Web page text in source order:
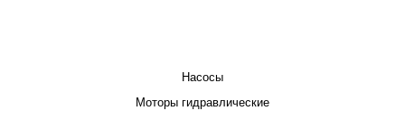
Насосы
Моторы гидравлические